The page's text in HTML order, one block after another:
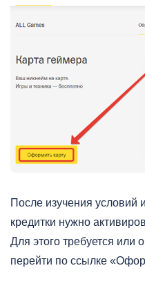
После изучения условий
кредитки нужно
Для этого требуется или
перейти по ссылке